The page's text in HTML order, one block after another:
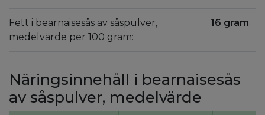
Fett i bearnaisesås av såspulver,
medelvärde per 100 gram:
16 gram
Näringsinnehåll i bearnaisesås
av såspulver, medelvärde